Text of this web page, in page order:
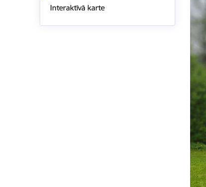
Interaktīvā karte